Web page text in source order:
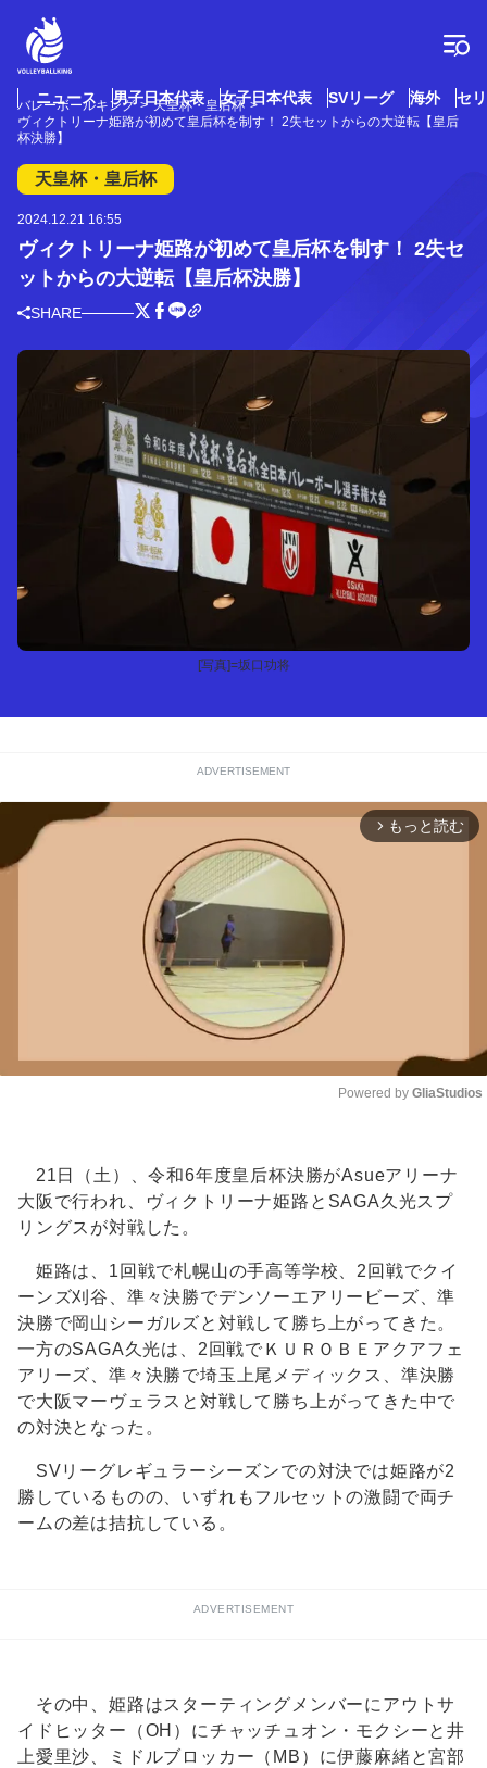
ニュース 男子日本代表 女子日本代表 SVリーグ 海外 セ
バレーボールキング
天皇杯・皇后杯
ヴィクトリーナ姫路が初めて皇后杯を制す！ 2失セットからの大逆転【皇后
杯決勝】
天皇杯・皇后杯
2024.12.21 16:55
ヴィクトリーナ姫路が初めて皇后杯を制す！ 2失セ
ットからの大逆転【皇后杯決勝】
SHARE
[写真]=坂口功将
ADVERTISEMENT
arrow_forward_ios もっと読む
Powered by GliaStudios
21日（土）、令和6年度皇后杯決勝がAsueアリーナ
大阪で行われ、ヴィクトリーナ姫路とSAGA久光スプ
リングスが対戦した。
姫路は、1回戦で札幌山の手高等学校、2回戦でクイ
ーンズ刈谷、準々決勝でデンソーエアリービーズ、準
決勝で岡山シーガルズと対戦して勝ち上がってきた。
一方のSAGA久光は、2回戦でＫＵＲＯＢＥアクアフェ
アリーズ、準々決勝で埼玉上尾メディックス、準決勝
で大阪マーヴェラスと対戦して勝ち上がってきた中で
の対決となった。
SVリーグレギュラーシーズンでの対決では姫路が2
勝しているものの、いずれもフルセットの激闘で両チ
ームの差は拮抗している。
ADVERTISEMENT
その中、姫路はスターティングメンバーにアウトサ
イドヒッター（OH）にチャッチュオン・モクシーと井
上愛里沙、ミドルブロッカー（MB）に伊藤麻緒と宮部